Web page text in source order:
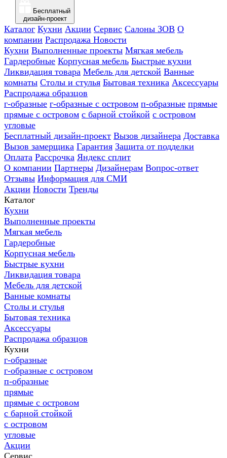
Бесплатный
дизайн-проект
Каталог Кухни Акции Сервис Салоны ЗОВ О
компании Распродажа Новости
Кухни Выполненные проекты Мягкая мебель
Гардеробные Корпусная мебель Быстрые кухни
Ликвидация товара Мебель для детской Ванные
комнаты Столы и стулья Бытовая техника Аксессуары
Распродажа образцов
г-образные г-образные с островом п-образные прямые
прямые с островом с барной стойкой с островом
угловые
Бесплатный дизайн-проект Вызов дизайнера Доставка
Вызов замерщика Гарантия Защита от подделки
Оплата Рассрочка Яндекс сплит
О компании Партнеры Дизайнерам Вопрос-ответ
Отзывы Информация для СМИ
Акции Новости Тренды
Каталог
Кухни
Выполненные проекты
Мягкая мебель
Гардеробные
Корпусная мебель
Быстрые кухни
Ликвидация товара
Мебель для детской
Ванные комнаты
Столы и стулья
Бытовая техника
Аксессуары
Распродажа образцов
Кухни
г-образные
г-образные с островом
п-образные
прямые
прямые с островом
с барной стойкой
с островом
угловые
Акции
Сервис